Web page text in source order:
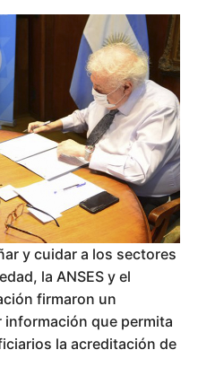
y cuidar a los sectores
la ANSES y el
firmaron un
que permita
la acreditación de